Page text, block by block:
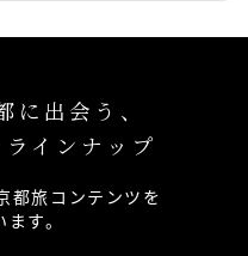
に出会う、
インナップ
都旅コンテンツを
す。